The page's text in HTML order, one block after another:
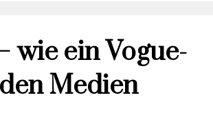
wie ein Vogue-
Medien